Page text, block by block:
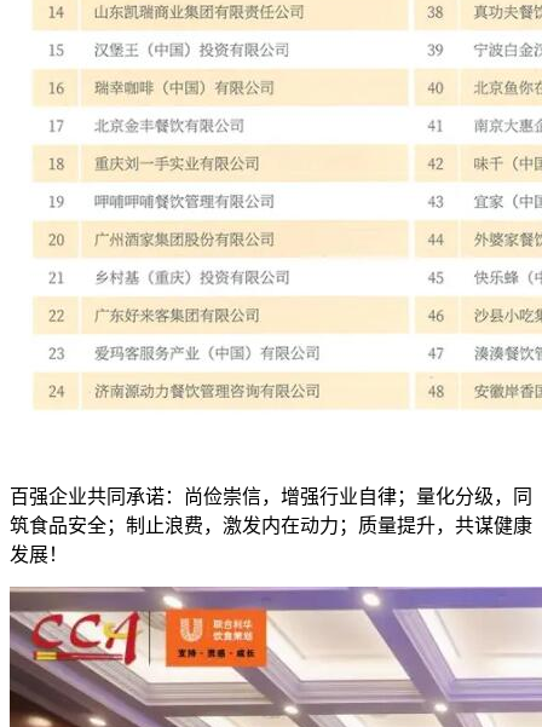
百强企业共同承诺：尚俭崇信，增强行业自律；量化分级，同
筑食品安全；制止浪费，激发内在动力；质量提升，共谋健康
发展！